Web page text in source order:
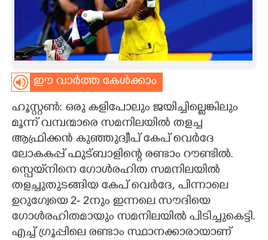
ASTRO
LITERATURE
ZOOM
CONTACT US
ഈ വാർത്ത കേൾക്കാം
ഹൂസ്റ്റൺ: ഒരു കളിപോലും ജയിച്ചില്ലെങ്കിലും
മൂന്ന് വമ്പന്മാരെ സമനിലയിൽ തളച്ച
ആഫ്രിക്കൻ കുഞ്ഞുദ്വീപ് കേപ് വെർദേ
ലോകകപ്പ് ഫുട്ബാളിന്റെ രണ്ടാം റൗണ്ടിൽ.
സ്പെയ്‌നിനെ ഗോൾരഹിത സമനിലയിൽ
തളച്ചുതുടങ്ങിയ കേപ് വെർദേ, പിന്നാലെ
ഉറുഗ്വേയെ 2- 2നും ഇന്നലെ സൗദിയെ
ഗോൾരഹിതമായും സമനിലയിൽ പിടിച്ചുകെട്ടി.
എച്ച് ഗ്രൂപ്പിലെ രണ്ടാം സ്ഥാനക്കാരായാണ്